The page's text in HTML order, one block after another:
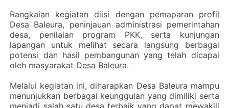
‎Rangkaian kegiatan diisi dengan pemaparan profil
Desa Baleura, peninjauan administrasi pemerintahan
desa, penilaian program PKK, serta kunjungan
lapangan untuk melihat secara langsung berbagai
potensi dan hasil pembangunan yang telah dicapai
oleh masyarakat Desa Baleura.
‎Melalui kegiatan ini, diharapkan Desa Baleura mampu
menunjukkan berbagai keunggulan yang dimiliki serta